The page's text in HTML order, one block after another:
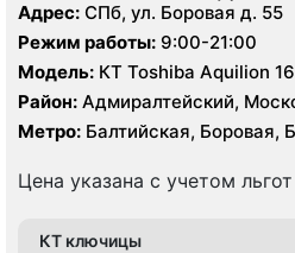
Адрес: СПб, ул. Боровая д. 55
Режим работы: 9:00-21:00
Модель: КТ Toshiba Aquilion
Район: Адмиралтейский,
Фрунзенский, Центральный
Метро: Балтийская, Боровая,
Обводный канал, Пушкинская
Цена указана с учетом
КТ ключицы